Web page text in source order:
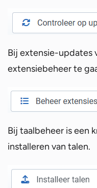
Bij extensie-updates
extensiebeheer te
Bij taalbeheer is een
installeren van talen.